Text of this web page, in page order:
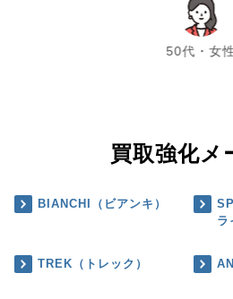
50代・女
chevron_left chevron_right
買取強化メ
BIANCHI（ビアンキ）
ラ
TREK（トレック）